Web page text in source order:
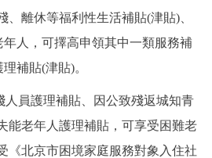
、離休等福利性生活補貼(津貼)、
人，可擇高申領其中一類服務補
補貼(津貼)。
員護理補貼、因公致殘返城知青
能老年人護理補貼，可享受困難老
《北京市困境家庭服務對象入住社